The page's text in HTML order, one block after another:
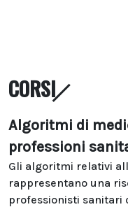
CORSI
Algoritmi di
professioni
Gli algoritmi relativi
rappresentano una
professionisti sanitari